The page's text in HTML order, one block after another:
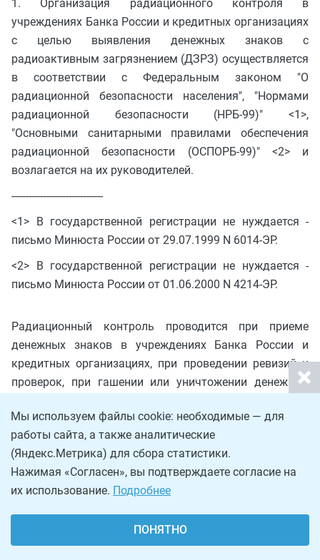
1. Организация радиационного контроля в
учреждениях Банка России и кредитных организациях
с целью выявления денежных знаков с
радиоактивным загрязнением (ДЗРЗ) осуществляется
в соответствии с Федеральным законом "О
радиационной безопасности населения", "Нормами
радиационной безопасности (НРБ-99)" <1>,
"Основными санитарными правилами обеспечения
радиационной безопасности (ОСПОРБ-99)" <2> и
возлагается на их руководителей.
--------------------------------
<1> В государственной регистрации не нуждается -
письмо Минюста России от 29.07.1999 N 6014-ЭР.
<2> В государственной регистрации не нуждается -
письмо Минюста России от 01.06.2000 N 4214-ЭР.
Радиационный контроль проводится при приеме
денежных знаков в учреждениях Банка России и
кредитных организациях, при проведении ревизий и
проверок, при гашении или уничтожении денежных
их сдаче в специализированные организации.
Кроме того, проводится радиационный контроль
помещений, в которых осуществляется временное
хранение денежных знаков с радиоактивным
2. Упаковка денежных знаков или отдельная банкнота
(монета) считается загрязненной радиоактивными
Мы используем файлы cookie: необходимые — для
работы сайта, а также аналитические
(Яндекс.Метрика) для сбора статистики.
Нажимая «Согласен», вы подтверждаете согласие на
их использование. Подробнее
ПОНЯТНО